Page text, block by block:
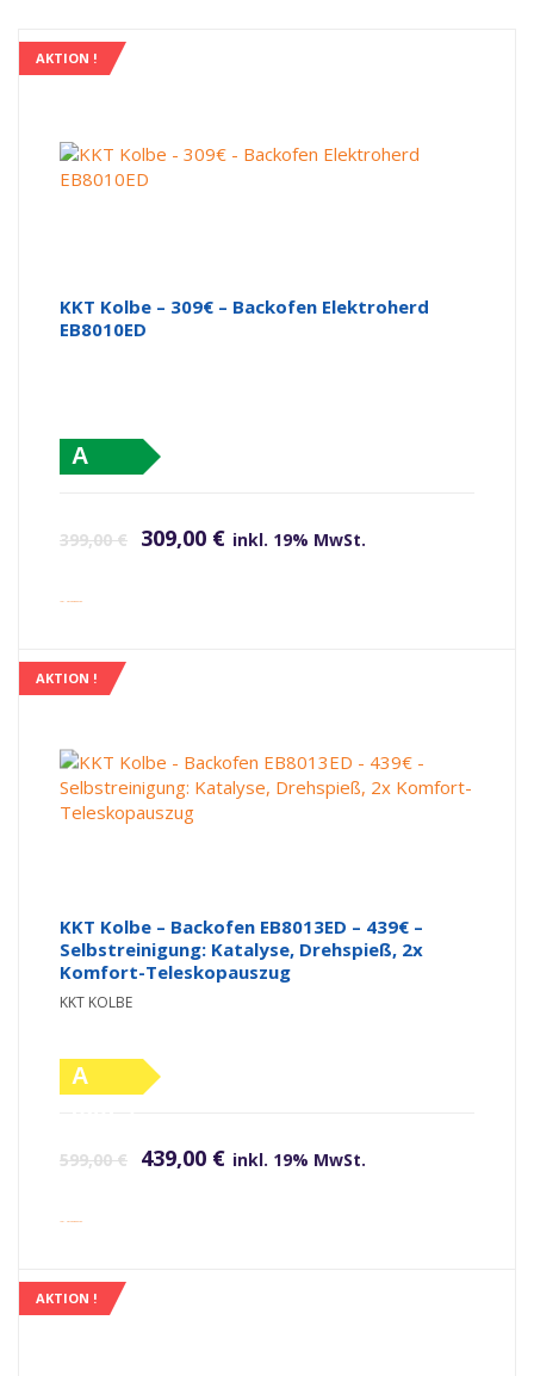
AKTION !
KKT Kolbe – 309€ – Backofen Elektroherd
EB8010ED
A
399,00€ 309,00 € inkl. 19% MwSt.
inkl. Versandkosten
AKTION !
KKT Kolbe – Backofen EB8013ED – 439€ –
Selbstreinigung: Katalyse, Drehspieß, 2x
Komfort-Teleskopauszug
KKT KOLBE
A
599,00€ 439,00 € inkl. 19% MwSt.
inkl. Versandkosten
AKTION !